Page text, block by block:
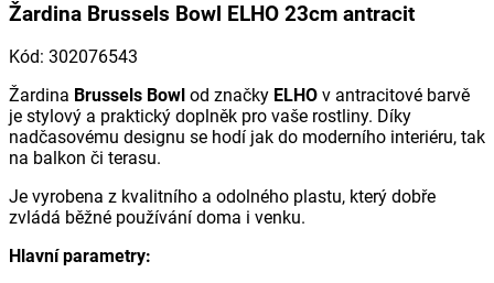
Žardina Brussels Bowl ELHO 23cm antracit
Kód: 302076543
Žardina Brussels Bowl od značky ELHO v antracitové barvě
je stylový a praktický doplněk pro vaše rostliny. Díky
nadčasovému designu se hodí jak do moderního interiéru, tak
na balkon či terasu.
Je vyrobena z kvalitního a odolného plastu, který dobře
zvládá běžné používání doma i venku.
Hlavní parametry: